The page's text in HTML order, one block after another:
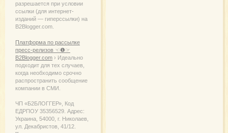
разрешается при условии
ссылки (для интернет-
изданий — гиперссылки) на
B2Blogger.com.
Платформа по рассылке
пресс-релизов ☜❶☞
B2Blogger.com › Идеально
подходит для тех случаев,
когда необходимо срочно
распространить сообщение
компании в СМИ.
ЧП «Б2БЛОГГЕР», Код
ЕДРПОУ 35356529. Адрес:
Украина, 54000, г. Николаев,
ул. Декабристов, 41/12.